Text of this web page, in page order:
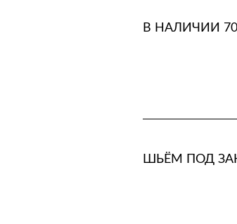
В НАЛИЧИИ
ШЬЁМ ПОД